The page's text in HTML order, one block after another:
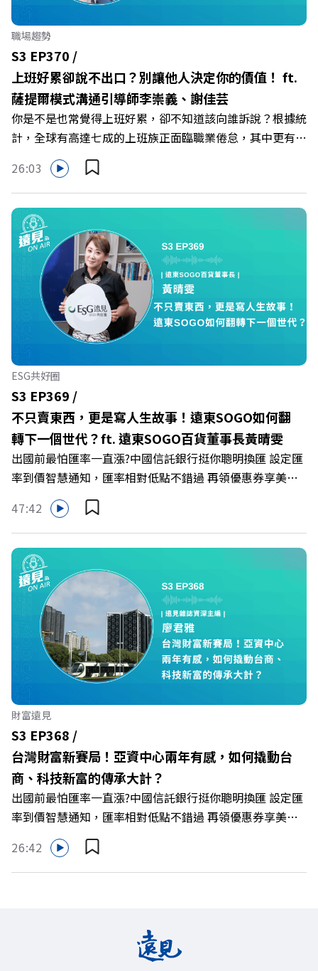
智庫總編輯 李建興 與談人／可爾姿Curves台灣執行長 林宏
遠 +++++ 🫧清除腦袋的盲點，也順手理清生活的雜亂。 點
開看質感養成術>> https://gvmkt.pse.is/9al3px ✨關注
《遠見》更多的社群： LINE：https://reurl.cc/A4ELQp
IG：https://bit.ly/3AjBWNV YT：https://bit.ly/38jNi9k
Powered by Firstory Hosting
職場趨勢
S3 EP370 /
上班好累卻說不出口？別讓他人決定你的價值！ ft.
薩提爾模式溝通引導師李崇義、謝佳芸
你是不是也常覺得上班好累，卻不知道該向誰訴說？根據統
計，全球有高達七成的上班族正面臨職業倦怠，其中更有三
成默默承受著「沉默的倦怠」。當主管的期待、同儕的競爭
與承上啟下的壓力成為日常，身在職場的我們該如何停止無
止境的自我懷疑，在人際風暴中找回安頓內心的力量？ 本
集《遠見ON AIR》邀請新書《透視職場冰山》作者、薩提
爾模式溝通引導師李崇義與謝佳芸，教你如何看穿職場底層
的應對姿態，以及在緊湊的職場節奏中，修煉安頓心法！
🔺你的自我價值，難道只能由考績和主管來決定？ 🔺你或
你的同事，正在用哪種「不一致」的姿態應對壓力？ 🔺如
何在中高壓的「三明治主管」困境中全身而退？ 主持人／
遠見雜誌總編輯 林讓均 與談人／薩提爾模式溝通引導師、
作者 李崇義、謝佳芸 +++++ 🫧清除腦袋的盲點，也順手理
清生活的雜亂。 點開看質感養成術>>
https://gvmkt.pse.is/9al3px ✨關注《遠見》更多的社群：
LINE：https://reurl.cc/A4ELQp IG：
https://bit.ly/3AjBWNV YT：https://bit.ly/38jNi9k
Powered by Firstory Hosting
26:03
ESG共好圈
S3 EP369 /
不只賣東西，更是寫人生故事！遠東SOGO如何翻
轉下一個世代？ft. 遠東SOGO百貨董事長黃晴雯
出國前最怕匯率一直漲?中國信託銀行挺你聰明換匯 設定匯
率到價智慧通知，匯率相對低點不錯過 再領優惠券享美金
最高減3分等優惠 立即設定： https://fstry.pse.is/9d7lr7
投資外幣如幣別轉換可能產生匯兌損失，應評估涉及自身情
況審慎投資。 完整注意事項詳見網站資訊。 —— 以上為
Firstory Podcast 廣告 —— 在永續減碳、綠色消費與友善
職場的變革浪潮下，傳統大流量、高耗能的百貨零售業該如
何轉型突圍？ 本集《遠見ON AIR》邀請到遠東SOGO百貨
董事長黃晴雯，帶你解析遠東SOGO如何透過戰略布局，打
造出兼顧企業獲利與社會共好的綠色零售新契機！ 🔺如何
從單純百貨專櫃轉型為有溫度的利他平台？ 🔺最難節能的
零售業如何落實「EP100」能效倍增計畫？ 🔺成功推動育
嬰留停、男同仁樂意成家！驚豔業界的「生育代理人制度」
🔺最有人情味的文化橋梁！從社會創新到經典「日本展」的
共好實踐 主持人／遠見雜誌副社長兼遠見智庫總編輯 李建
興 與談人／遠東SOGO百貨董事長 黃晴雯 +++++ 🫧清除腦
袋的盲點，也順手理清生活的雜亂。 點開看質感養成術>>
https://gvmkt.pse.is/9al3px ✨關注《遠見》更多的社群：
LINE：https://reurl.cc/A4ELQp IG：
https://bit.ly/3AjBWNV YT：https://bit.ly/38jNi9k
Powered by Firstory Hosting
47:42
財富遠見
S3 EP368 /
台灣財富新賽局！亞資中心兩年有感，如何撬動台
商、科技新富的傳承大計？
出國前最怕匯率一直漲?中國信託銀行挺你聰明換匯 設定匯
率到價智慧通知，匯率相對低點不錯過 再領優惠券享美金
最高減3分等優惠 立即設定： https://fstry.pse.is/9d7lr7
投資外幣如幣別轉換可能產生匯兌損失，應評估涉及自身情
況審慎投資。 完整注意事項詳見網站資訊。 —— 以上為
在政府力推「亞洲資產管理中心」政策、高雄專區成立滿週
年的關鍵時刻，台灣的投信、信託與財富管理業務，正迎來
26:42